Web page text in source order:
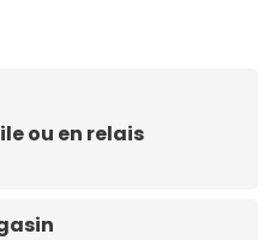
ou en relais